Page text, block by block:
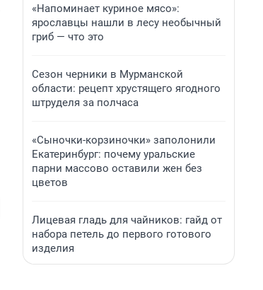
«Напоминает куриное мясо»:
ярославцы нашли в лесу необычный
гриб — что это
Сезон черники в Мурманской
области: рецепт хрустящего ягодного
штруделя за полчаса
«Сыночки-корзиночки» заполонили
Екатеринбург: почему уральские
парни массово оставили жен без
цветов
Лицевая гладь для чайников: гайд от
набора петель до первого готового
изделия